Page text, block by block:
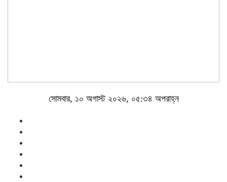
সোমবার, ১০ অগাস্ট ২০২৬, ০৫:৩৪ অপরাহ্ন